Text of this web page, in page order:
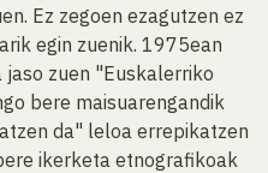
Ez zegoen ezagutzen ez
egin zuenik. 1975ean
jaso zuen "Euskalerriko
bere maisuarengandik
da" leloa errepikatzen
ikerketa etnografikoak